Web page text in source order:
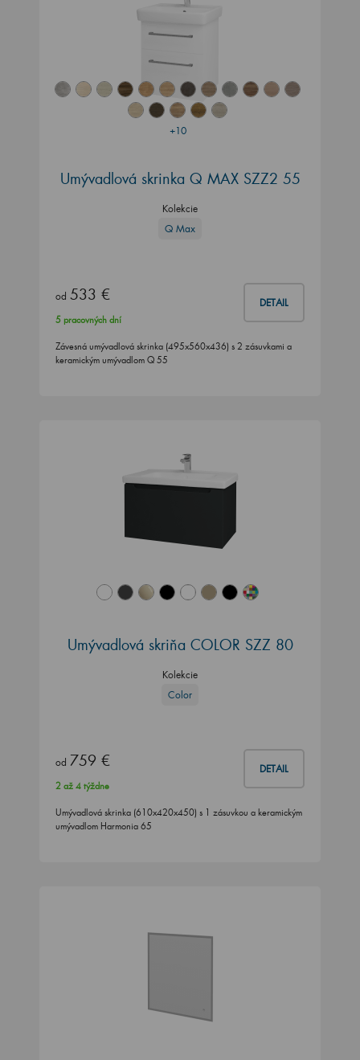
+10
Umývadlová skrinka Q MAX SZZ2 55
Kolekcie
Q Max
od 533 € DETAIL
5 pracovných dní
Závesná umývadlová skrinka (495x560x436) s 2 zásuvkami a
keramickým umývadlom Q 55
Umývadlová skriňa COLOR SZZ 80
Kolekcie
Color
od 759 € DETAIL
2 až 4 týždne
Umývadlová skrinka (610x420x450) s 1 zásuvkou a keramickým
umývadlom Harmonia 65